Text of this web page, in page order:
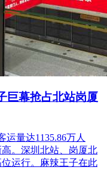
巨幕抢占北站岗厦
运量达1135.86万人
。深圳北站、岗厦北
运行。麻辣王子在此